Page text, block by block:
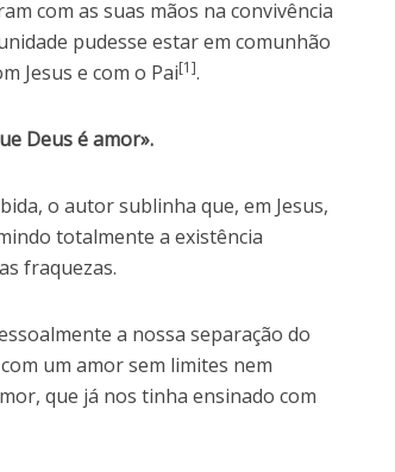
com as suas mãos na convivência
pudesse estar em comunhão
Jesus e com o Pai[1].
Deus é amor».
o autor sublinha que, em Jesus,
totalmente a existência
fraquezas.
a nossa separação do
um amor sem limites nem
que já nos tinha ensinado com